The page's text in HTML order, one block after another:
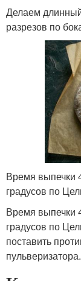
Делаем
разрезов по
Время выпечки
градусов по
Время выпечки
градусов по
поставить
пульверизатора.